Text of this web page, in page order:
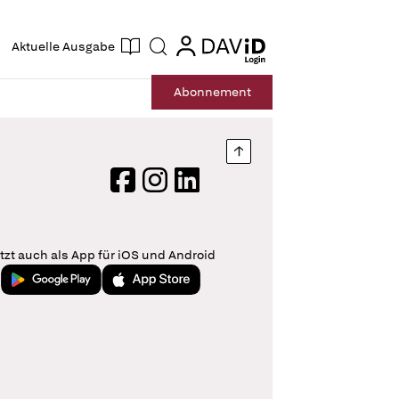
Aktuelle Ausgabe Suche login
login
Abonnement
Nach oben springen
FacebookInstagram
LinkedIn
auch als App für iOS und Android
Jetzt bei Google PlayLaden im App Store